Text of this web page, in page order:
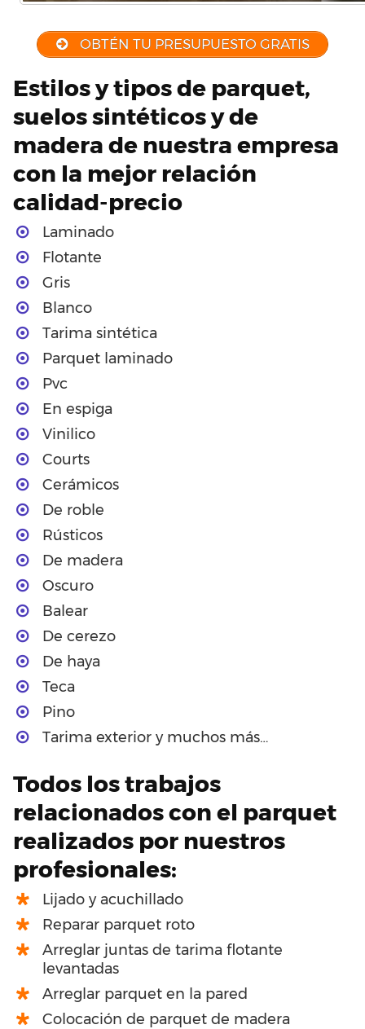
OBTÉN TU PRESUPUESTO GRATIS
Estilos y tipos de parquet,
suelos sintéticos y de
madera de nuestra empresa
con la mejor relación
calidad-precio
Laminado
Flotante
Gris
Blanco
Tarima sintética
Parquet laminado
Pvc
En espiga
Vinilico
Courts
Cerámicos
De roble
Rústicos
De madera
Oscuro
Balear
De cerezo
De haya
Teca
Pino
Tarima exterior y muchos más…
Todos los trabajos
relacionados con el parquet
realizados por nuestros
profesionales:
Lijado y acuchillado
Reparar parquet roto
Arreglar juntas de tarima flotante
levantadas
Arreglar parquet en la pared
Colocación de parquet de madera